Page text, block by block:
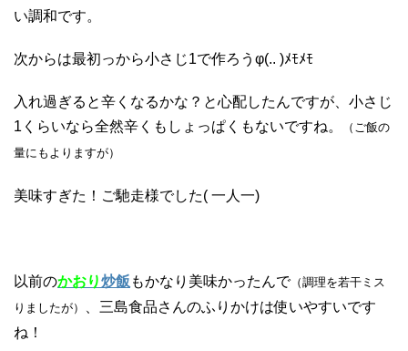
い調和です。
次からは最初っから小さじ1で作ろうφ(.. )ﾒﾓﾒﾓ
入れ過ぎると辛くなるかな？と心配したんですが、小さじ
1くらいなら全然辛くもしょっぱくもないですね。
（ご飯の
量にもよりますが）
美味すぎた！ご馳走様でした( 一人一)
以前のかおり炒飯 もかなり美味かったんで（調理を若干ミス
りましたが）
、三島食品さんのふりかけは使いやすいです
ね！